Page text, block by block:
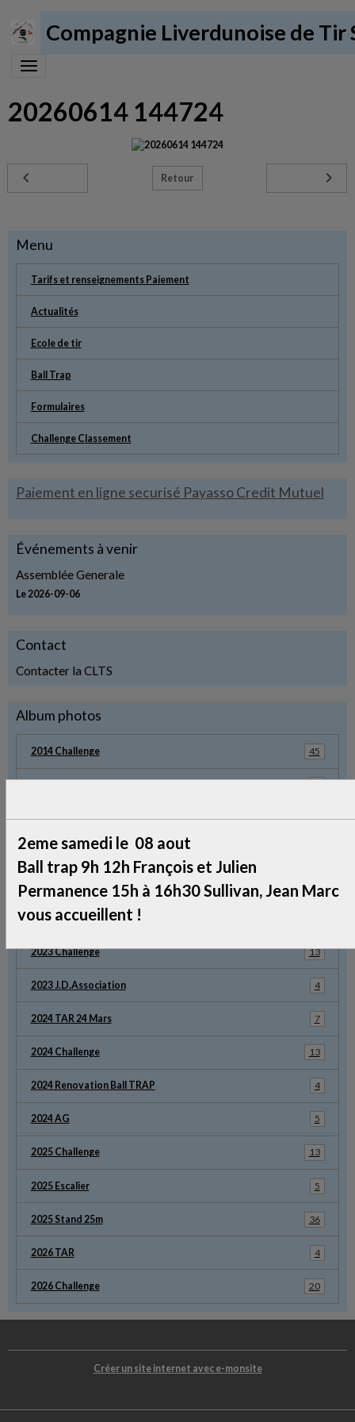
Compagnie Liverdunoise de
20260614 144724
Retour
Menu
Tarifs et renseignements Paiement
Actualités
Ecole de tir
Ball Trap
Formulaires
Challenge Classement
Paiement en ligne securisé Payasso Credit Mutuel
Événements à venir
Assemblée Generale
Le 2026-09-06
Contact
Contacter la CLTS
Album photos
2014 Challenge 45
Refection Toiture 18
2021 Poudre Noire
2
2022 Challenge
2023 Challenge 13
2023 J.D.Association 4
2024 TAR 24 Mars 7
2024 Challenge 13
2024 Renovation Ball TRAP 4
2024 AG 5
2025 Challenge 13
2025 Escalier 5
2025 Stand 25m 36
2026 TAR 4
2026 Challenge 20
Créer un site internet avec e-monsite
2eme samedi le 08 aout
Ball trap 9h 12h François et Julien
Permanence 15h à 16h30 Sullivan, Jean Marc
vous accueillent !